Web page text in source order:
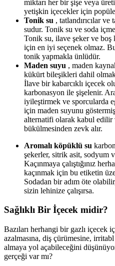
miktarı her bir şişe veya
yetişkin içecekler için
Tonik su , tatlandırıcılar
sudur. Tonik su ve soda
Tonik su, ilave şeker ve boş
için en iyi seçenek olmaz.
tonik yapmakla ünlüdür.
Maden suyu , maden
kükürt bileşikleri dahil
İlave bir kabarcıklı içecek
karbonasyon ile şişelenir.
iyileştirmek ve sporcularda
için maden suyunu
alternatifi olarak kabul edilir
bükülmesinden zevk alır.
Aromalı köpüklü su
şekerler, sitrik asit, sodyum
Kaçınmaya çalıştığınız
kaçınmak için bu etiketin
Sodadan bir adım öte
sizin lehinize çalışırsa.
Sağlıklı Bir İçecek midir?
Bazıları herhangi bir gazlı içecek
azalmasına, diş çürümesine,
almaya yol açabileceğini
gerçeği var mı?